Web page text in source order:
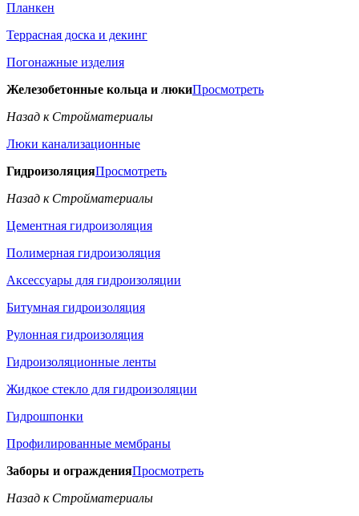
Планкен
Террасная доска и декинг
Погонажные изделия
Железобетонные кольца и люкиПросмотреть
Назад к Стройматериалы
Люки канализационные
ГидроизоляцияПросмотреть
Назад к Стройматериалы
Цементная гидроизоляция
Полимерная гидроизоляция
Аксессуары для гидроизоляции
Битумная гидроизоляция
Рулонная гидроизоляция
Гидроизоляционные ленты
Жидкое стекло для гидроизоляции
Гидрошпонки
Профилированные мембраны
Заборы и огражденияПросмотреть
Назад к Стройматериалы